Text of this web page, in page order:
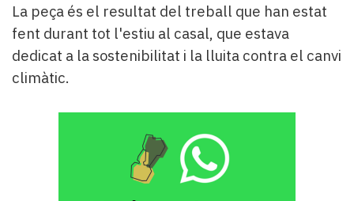
Contingut
patrocinat
Lo
més
Editorial
La peça és el resultat del treball que han estat
fent durant tot l'estiu al casal, que estava
dedicat a la sostenibilitat i la lluita contra el canvi
climàtic.